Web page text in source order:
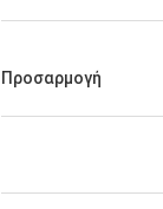
Προσαρμογή